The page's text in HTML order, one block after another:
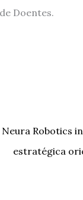
Doentes.
Robotics
estratégica